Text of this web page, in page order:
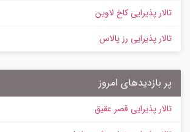
تالار پذیرایی کاخ لاوین
تالار پذیرایی رز پالاس
پر بازدیدهای امروز
تالار پذیرایی قصر عقیق